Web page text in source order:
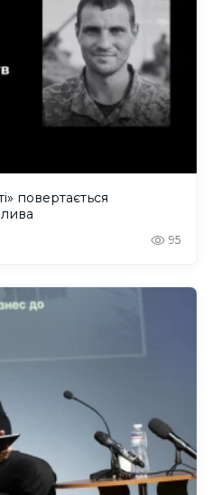
повертається
95